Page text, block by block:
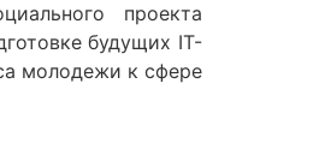
проекта
будущих IT-
молодежи к сфере